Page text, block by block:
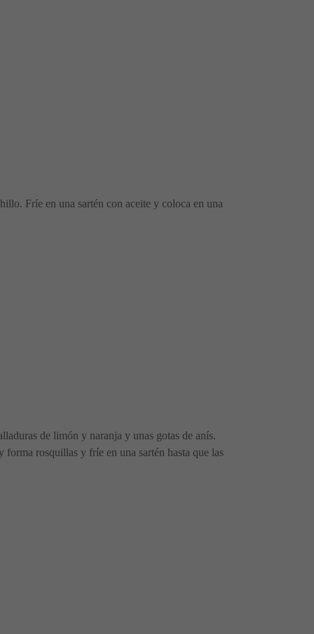
Fríe en una sartén con aceite y coloca en una
de limón y naranja y unas gotas de anís.
forma rosquillas y fríe en una sartén hasta que las